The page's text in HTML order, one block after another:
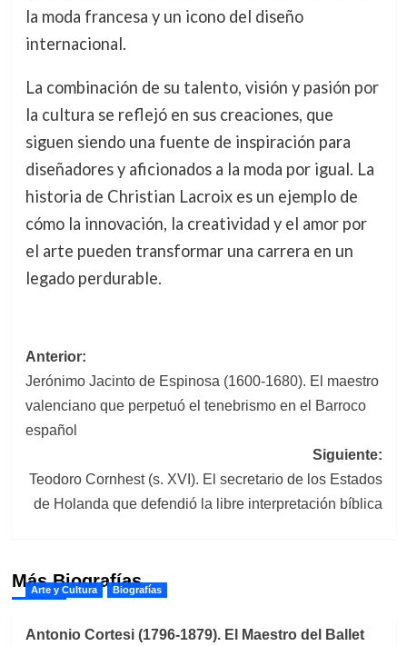
la moda francesa y un icono del diseño
internacional.
La combinación de su talento, visión y pasión por
la cultura se reflejó en sus creaciones, que
siguen siendo una fuente de inspiración para
diseñadores y aficionados a la moda por igual. La
historia de Christian Lacroix es un ejemplo de
cómo la innovación, la creatividad y el amor por
el arte pueden transformar una carrera en un
legado perdurable.
Navegación
de
entradas
Anterior:
Jerónimo Jacinto de Espinosa (1600-1680). El maestro
valenciano que perpetuó el tenebrismo en el Barroco
español
Siguiente:
Teodoro Cornhest (s. XVI). El secretario de los Estados
de Holanda que defendió la libre interpretación bíblica
Más Biografías
Arte y Cultura Biografías
Antonio Cortesi (1796-1879). El Maestro del Ballet